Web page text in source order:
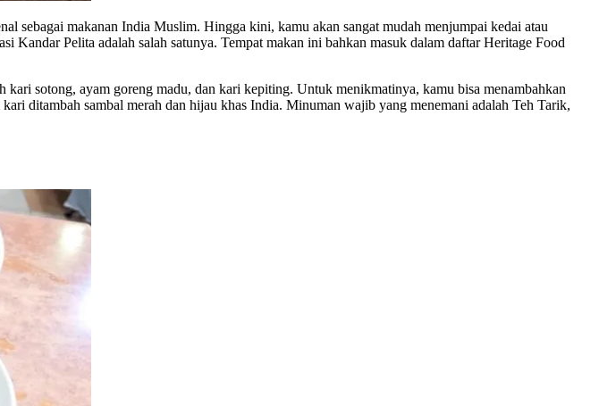
sebagai makanan India Muslim. Hingga kini, kamu akan sangat mudah menjumpai kedai atau
Kandar Pelita adalah salah satunya. Tempat makan ini bahkan masuk dalam daftar Heritage Food
sotong, ayam goreng madu, dan kari kepiting. Untuk menikmatinya, kamu bisa menambahkan
ditambah sambal merah dan hijau khas India. Minuman wajib yang menemani adalah Teh Tarik,